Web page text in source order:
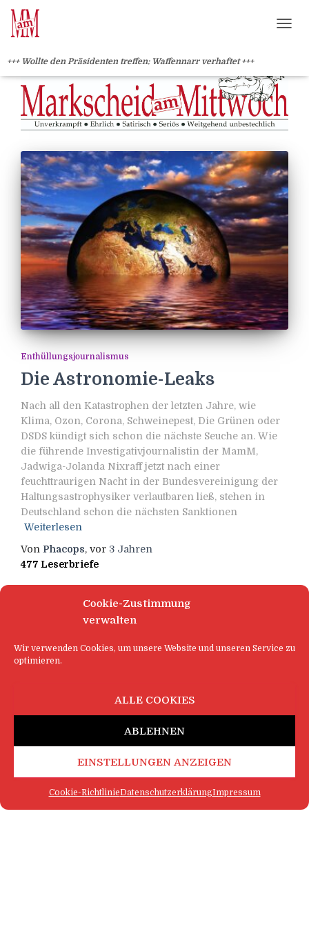
Cookie-Zustimmung
verwalten
Wir verwenden Cookies, um unsere Website und unseren Service zu
optimieren.
ALLE COOKIES
ABLEHNEN
EINSTELLUNGEN ANZEIGEN
Cookie-RichtlinieDatenschutzerklärungImpressum
+++ Wollte den Präsidenten treffen: Waffennarr verhaftet +++
Enthüllungsjournalismus
Die Astronomie-Leaks
Nach all den Katastrophen der letzten Jahre, wie
Klima, Ozon, Corona, Schweinepest, Die Grünen oder
DSDS kündigt sich schon die nächste Seuche an. Wie
die führende Investigativjournalistin der MamM,
Jadwiga-Jolanda Nixraff jetzt nach einer
feuchttraurigen Nacht in der Bundesvereinigung der
Haltungsastrophysiker verlautbaren ließ, stehen in
Deutschland schon die nächsten Sanktionen
Weiterlesen
Von Phacops, vor 3 Jahren
477 Leserbriefe